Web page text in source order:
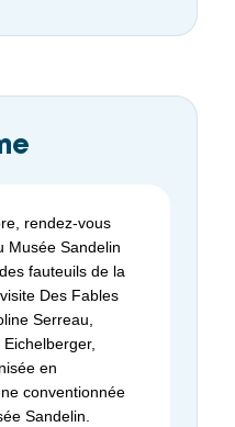
rendez-vous
Musée Sandelin
fauteuils de la
Des Fables
Serreau,
en
conventionnée
Sandelin.